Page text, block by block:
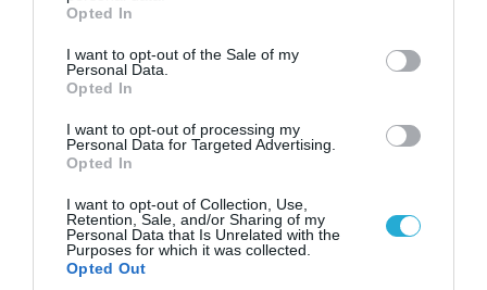
use your data for below specified purposes in below Google
consent section.
Opted In
I want to opt-out of the Sale of my
Personal Data.
Opted In
I want to opt-out of processing my
Personal Data for Targeted Advertising.
Opted In
I want to opt-out of Collection, Use,
Retention, Sale, and/or Sharing of my
Personal Data that Is Unrelated with the
Purposes for which it was collected.
Opted Out
Αδειάζουν το Κραματόρσκ οι Ουκρανοί:
Έκτακτη εκκένωση στην πόλη μετά την
αιφνιδιαστική προώθηση των Ρώσων (βίντεο)